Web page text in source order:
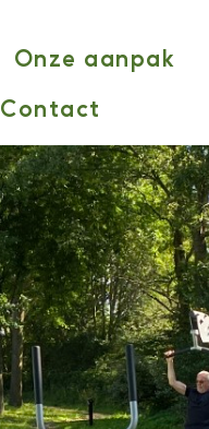
Onze aanpak
Contact